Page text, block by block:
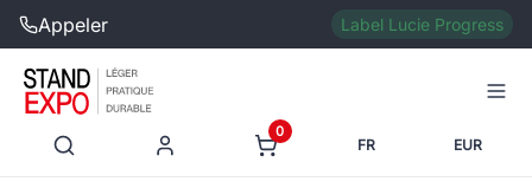
Appeler Label Lucie Progress
0
FR EUR